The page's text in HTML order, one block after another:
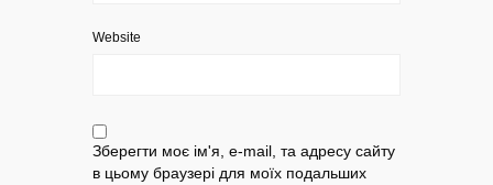
Website
Зберегти моє ім'я, e-mail, та адресу сайту
в цьому браузері для моїх подальших